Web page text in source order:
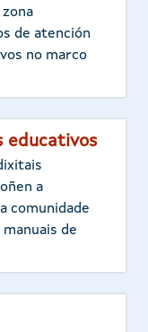
de atención
no marco
educativos
a
comunidade
de